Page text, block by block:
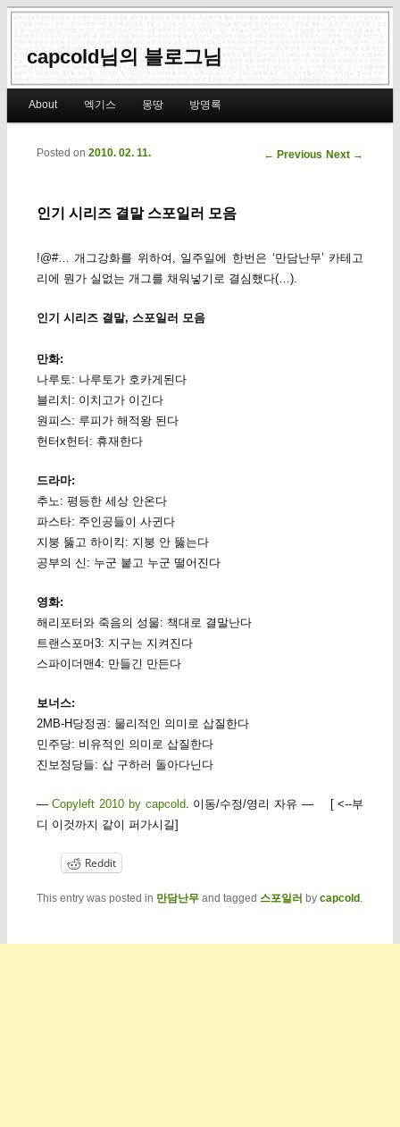
capcold님의 블로그님
Skip to primary content
Skip to secondary content
About 엑기스 몽땅 방명록
Post navigation
← Previous Next →
인기 시리즈 결말 스포일러 모음
Posted on 2010. 02. 11.
!@#… 개그강화를 위하여, 일주일에 한번은 ‘만담난무’ 카테고
리에 뭔가 실없는 개그를 채워넣기로 결심했다(…).
인기 시리즈 결말, 스포일러 모음
만화:
나루토: 나루토가 호카게된다
블리치: 이치고가 이긴다
원피스: 루피가 해적왕 된다
헌터x헌터: 휴재한다
드라마:
추노: 평등한 세상 안온다
파스타: 주인공들이 사귄다
지붕 뚫고 하이킥: 지붕 안 뚫는다
공부의 신: 누군 붙고 누군 떨어진다
영화:
해리포터와 죽음의 성물: 책대로 결말난다
트랜스포머3: 지구는 지켜진다
스파이더맨4: 만들긴 만든다
보너스:
2MB-H당정권: 물리적인 의미로 삽질한다
민주당: 비유적인 의미로 삽질한다
진보정당들: 삽 구하러 돌아다닌다
—Copyleft 2010 by capcold. 이동/수정/영리 자유 — [ <--부
디 이것까지 같이 퍼가시길]
Reddit
This entry was posted in 만담난무and tagged 스포일러 by capcold .